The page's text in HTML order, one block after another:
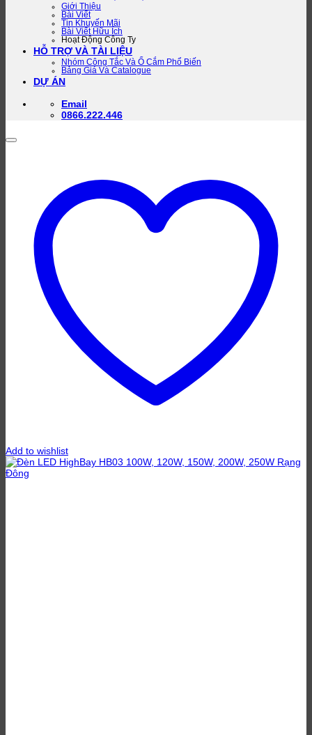
Giới Thiệu
Bài Viết
Tin Khuyến Mãi
Bài Viết Hữu Ích
Hoạt Động Công Ty
HỖ TRỢ VÀ TÀI LIỆU
Nhóm Công Tắc Và Ổ Cắm Phổ Biến
Bảng Giá Và Catalogue
DỰ ÁN
Email
0866.222.446
Add to wishlist